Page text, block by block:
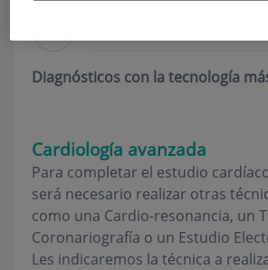
Diagnósticos con la tecnología
Cardiología avanzada
Para completar el estudio
será necesario realizar otras
como una Cardio-resonancia, un
Coronariografía o un Estudio
Les indicaremos la técnica a